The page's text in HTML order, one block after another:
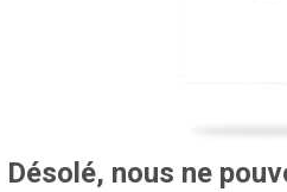
Désolé, nous ne